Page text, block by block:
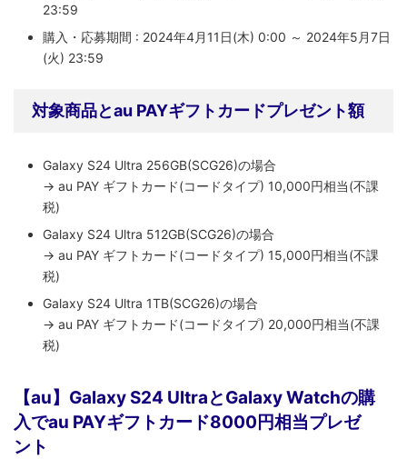
23:59
購入・応募期間 : 2024年4月11日(木) 0:00 ～ 2024年5月7日
(火) 23:59
対象商品とau PAYギフトカードプレゼント額
Galaxy S24 Ultra 256GB(SCG26)の場合
→ au PAY ギフトカード(コードタイプ) 10,000円相当(不課
税)
Galaxy S24 Ultra 512GB(SCG26)の場合
→ au PAY ギフトカード(コードタイプ) 15,000円相当(不課
税)
Galaxy S24 Ultra 1TB(SCG26)の場合
→​ au PAY ギフトカード(コードタイプ) 20,000円相当(不課
税)
【au】Galaxy S24 UltraとGalaxy Watchの購
入でau PAYギフトカード8000円相当プレゼ
ント